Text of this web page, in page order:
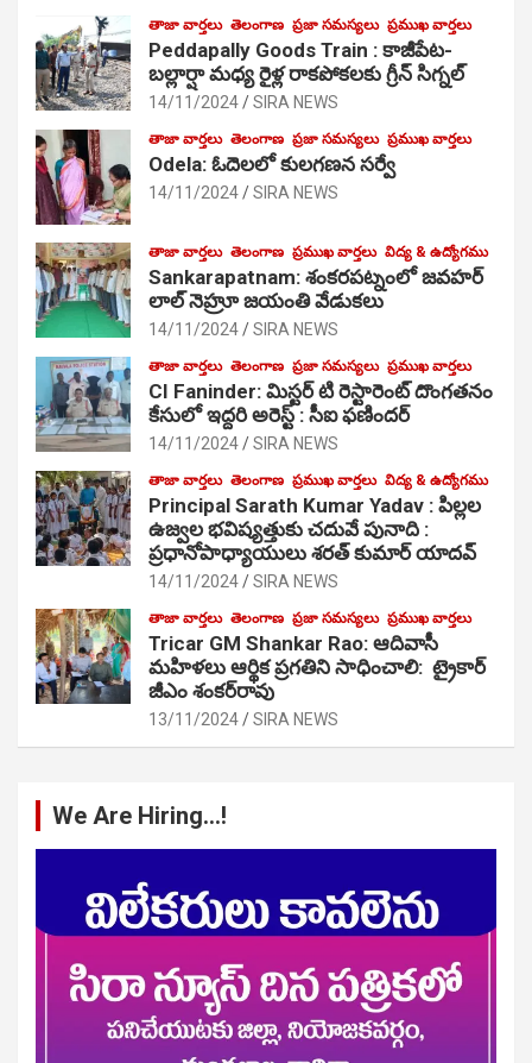
తాజా వార్తలు తెలంగాణ ప్రజా సమస్యలు ప్రముఖ వార్తలు
Peddapally Goods Train : కాజీపేట-
బల్లార్షా మధ్య రైళ్ల రాకపోకలకు గ్రీన్ సిగ్నల్
14/11/2024 SIRA NEWS
తాజా వార్తలు తెలంగాణ ప్రజా సమస్యలు ప్రముఖ వార్తలు
Odela: ఓదెలలో కులగణన సర్వే
14/11/2024 SIRA NEWS
తాజా వార్తలు తెలంగాణ ప్రముఖ వార్తలు విద్య & ఉద్యోగము
Sankarapatnam: శంకరపట్నంలో జవహర్
లాల్ నెహ్రూ జయంతి వేడుకలు
14/11/2024 SIRA NEWS
తాజా వార్తలు తెలంగాణ ప్రజా సమస్యలు ప్రముఖ వార్తలు
CI Faninder: మిస్టర్ టి రెస్టారెంట్ దొంగతనం
కేసులో ఇద్దరి అరెస్ట్ : సీఐ ఫణిందర్
14/11/2024 SIRA NEWS
తాజా వార్తలు తెలంగాణ ప్రముఖ వార్తలు విద్య & ఉద్యోగము
Principal Sarath Kumar Yadav : పిల్లల
ఉజ్వల భవిష్యత్తుకు చదువే పునాది :
ప్రధానోపాధ్యాయులు శరత్ కుమార్ యాదవ్
14/11/2024 SIRA NEWS
తాజా వార్తలు తెలంగాణ ప్రజా సమస్యలు ప్రముఖ వార్తలు
Tricar GM Shankar Rao: ఆదివాసీ
మహిళలు ఆర్థిక ప్రగతిని సాధించాలి: ట్రైకార్
జీఎం శంకర్‌రావు
13/11/2024 SIRA NEWS
We Are Hiring…!